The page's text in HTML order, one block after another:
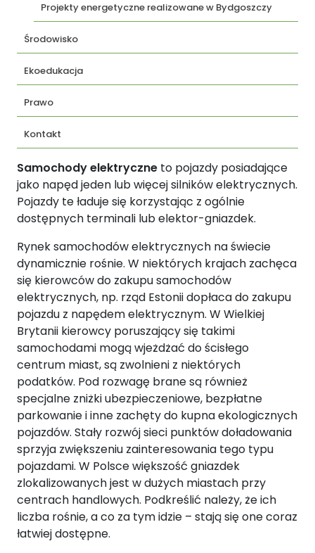
Projekty energetyczne realizowane w Bydgoszczy
Środowisko
Ekoedukacja
Prawo
Kontakt
Samochody elektryczne to pojazdy posiadające
jako napęd jeden lub więcej silników elektrycznych.
Pojazdy te ładuje się korzystając z ogólnie
dostępnych terminali lub elektor-gniazdek.
Rynek samochodów elektrycznych na świecie
dynamicznie rośnie. W niektórych krajach zachęca
się kierowców do zakupu samochodów
elektrycznych, np. rząd Estonii dopłaca do zakupu
pojazdu z napędem elektrycznym. W Wielkiej
Brytanii kierowcy poruszający się takimi
samochodami mogą wjeżdżać do ścisłego
centrum miast, są zwolnieni z niektórych
podatków. Pod rozwagę brane są również
specjalne zniżki ubezpieczeniowe, bezpłatne
parkowanie i inne zachęty do kupna ekologicznych
pojazdów. Stały rozwój sieci punktów doładowania
sprzyja zwiększeniu zainteresowania tego typu
pojazdami. W Polsce większość gniazdek
zlokalizowanych jest w dużych miastach przy
centrach handlowych. Podkreślić należy, że ich
liczba rośnie, a co za tym idzie – stają się one coraz
łatwiej dostępne.